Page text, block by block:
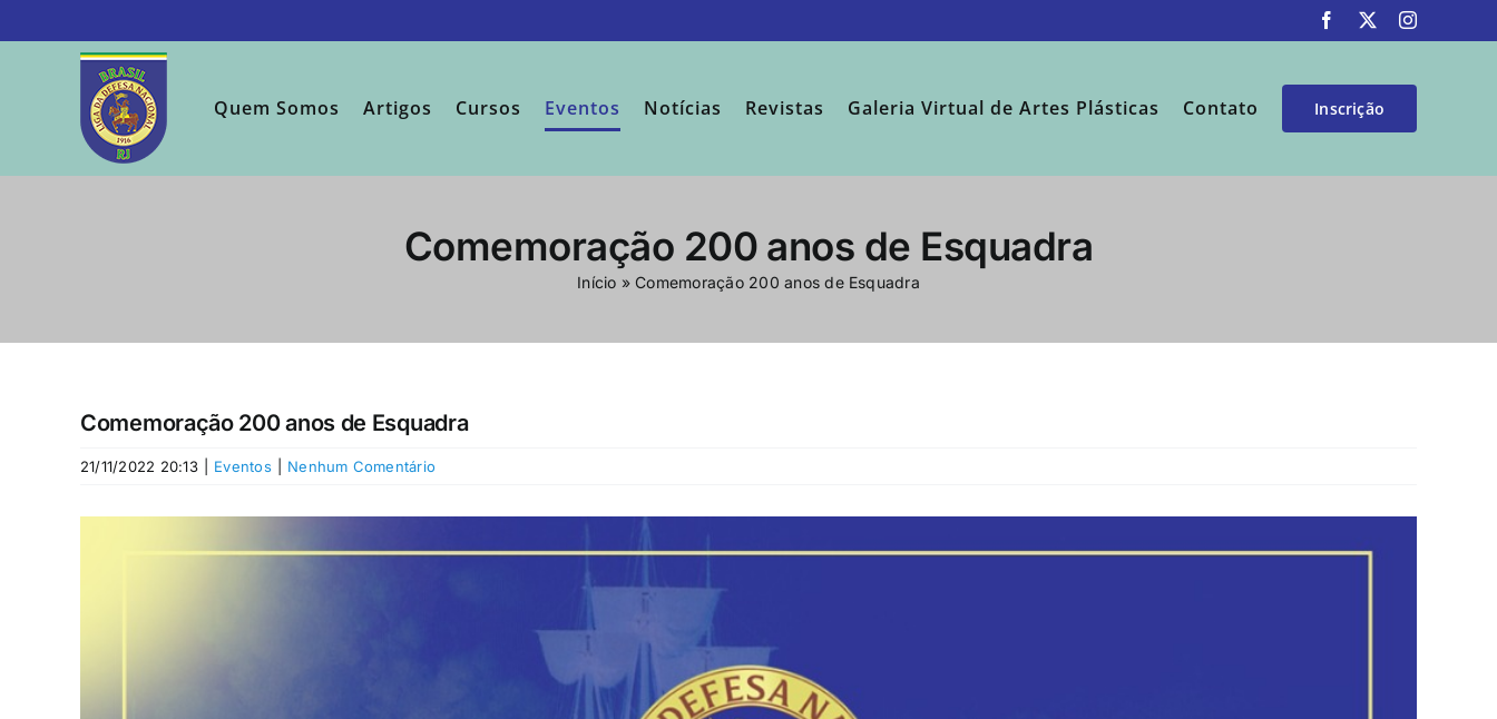
para
Facebook
X Instagram
Quem Somos Artigos Cursos Eventos Notícias Revistas Galeria Virtual de Artes Plásticas Contato Inscrição
Comemoração 200 anos de Esquadra
Início »Comemoração 200 anos de Esquadra
Comemoração 200 anos de Esquadra
21/11/2022 20:13 Eventos Nenhum Comentário